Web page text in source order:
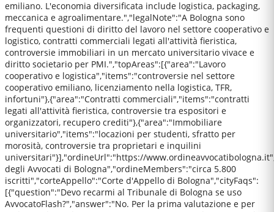
emiliano. L'economia diversificata include logistica, packaging,
meccanica e agroalimentare.","legalNote":"A Bologna sono
frequenti questioni di diritto del lavoro nel settore cooperativo e
logistico, contratti commerciali legati all'attività fieristica,
controversie immobiliari in un mercato universitario vivace e
diritto societario per PMI.","topAreas":[{"area":"Lavoro
cooperativo e logistica","items":"controversie nel settore
cooperativo emiliano, licenziamento nella logistica, TFR,
infortuni"},{"area":"Contratti commerciali","items":"contratti
legati all'attività fieristica, controversie tra espositori e
organizzatori, recupero crediti"},{"area":"Immobiliare
universitario","items":"locazioni per studenti, sfratto per
morosità, controversie tra proprietari e inquilini
universitari"}],"ordineUrl":"https://
degli Avvocati di Bologna","ordineMembers":"circa 5.800
iscritti","corteAppello":"Corte d'Appello di Bologna","cityFaqs":
[{"question":"Devo recarmi al Tribunale di Bologna se uso
AvvocatoFlash?","answer":"No. Per la prima valutazione e per